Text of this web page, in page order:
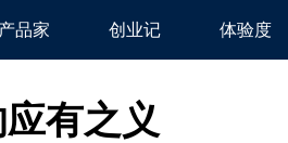
产品家 创业记 体验度
有之义